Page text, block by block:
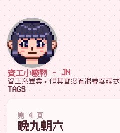
資工小廢物 - JN
資工系畢業，但其實沒有很會寫程式
TAGS
第 4 頁
晚九朝六